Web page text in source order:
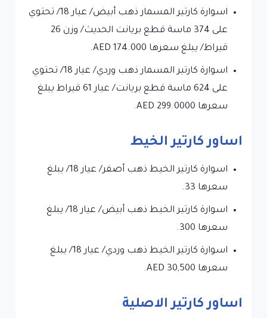
اسوارة كارتير المسمار ذهب أبيض/ عيار 18/ تحتوي
على 374 ماسة قطع بريانت الحديث/ وزن 26
قيراط/ يبلغ سعرها 174.000 AED.
اسوارة كارتير المسمار ذهب وردي/ عيار 18/ تحتوي
على 624 ماسة قطع بريانت/ عيار 61 قيراط يبلغ
سعرها 299.0000 AED.
اساور كارتير الخيط
اسوارة كارتير الخيط ذهب أصفر/ عيار 18/ يبلغ
سعرها 33.
اسوارة كارتير الخيط ذهب أبيض/ عيار 18/ يبلغ
سعرها 300.
اسوارة كارتير الخيط ذهب وردي/ عيار 18/ يبلغ
سعرها AED 30,500.
اساور كارتير الاصلية